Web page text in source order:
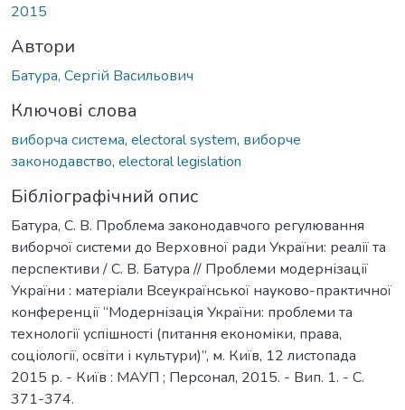
2015
Автори
Батура, Сергій Васильович
Ключові слова
виборча система, electoral system, виборче
законодавство, electoral legislation
Бібліографічний опис
Батура, С. В. Проблема законодавчого регулювання
виборчої системи до Верховної ради України: реалії та
перспективи / С. В. Батура // Проблеми модернізації
України : матеріали Всеукраїнської науково-практичної
конференції “Модернізація України: проблеми та
технології успішності (питання економіки, права,
соціології, освіти і культури)”, м. Київ, 12 листопада
2015 р. - Київ : МАУП ; Персонал, 2015. - Вип. 1. - С.
371-374.